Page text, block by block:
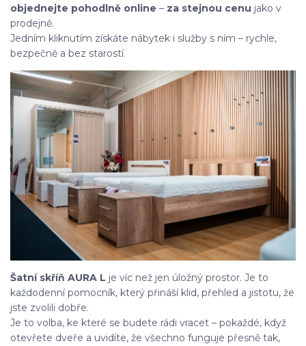
objednejte pohodlně online – za stejnou cenu jako v
prodejně.
Jedním kliknutím získáte nábytek i služby s ním – rychle,
bezpečně a bez starostí.
Šatní skříň AURA L je víc než jen úložný prostor. Je to
každodenní pomocník, který přináší klid, přehled a jistotu, že
jste zvolili dobře.
Je to volba, ke které se budete rádi vracet – pokaždé, když
otevřete dveře a uvidíte, že všechno funguje přesně tak,